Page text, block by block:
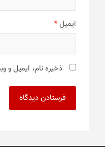
ایمیل*
ذخیره نام، ایمیل و